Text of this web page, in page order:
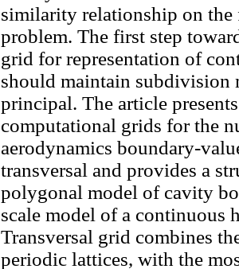
similarity relationship on the
problem. The first step
grid for representation of
should maintain subdivision
principal. The article
computational grids for the
aerodynamics boundary-
transversal and provides a
polygonal model of cavity
scale model of a continuous
Transversal grid combines
periodic lattices, with the